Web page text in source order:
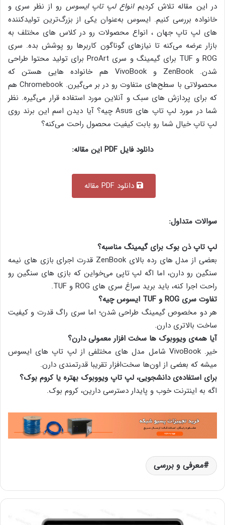
در این مقاله تلاش کردیمانواع لپ تاپ ایسوس رو از نظر سری و
خانواده بررسی کنیم. ایسوس به‌عنوان یکی از بزرگ‌ترین تولیدکننده
های لپ تاپ جهان ، انواع محصولات رو در کلاس های مختلف به
بازار عرضه می‌کنه تا نیازهای گوناگون کاربرها رو پوشش بده. سری
ROG و TUF برای گیمینگ و سری ProArt برای تولید محتوا طراحی
شدن. ZenBook و VivoBook هم خانواده هایی هستن که
محصولاتی با سطح‌های متفاوت رو در بر می‌گیرن. Chromebook هم
که برای پردازش های سبک و آنلاین مورد استفاده قرار می‌گیره. نظر
شما در مورد لپ تاپ های Asus چیه؟ آیا دیدن اسم این برند روی
لپ تاپ خیال شما رو بابت کیفیت محصول راحت می‌کنه؟
دانلود فایل PDF این مقاله:
دانلود PDF مقاله
سوالات متداول:
لپ تاپ ذن بوک برای گیمینگ مناسبه؟
بعضی از مدل های رده بالای ZenBook قدرت اجرای بازی های نیمه
سنگین رو دارن، اما اگه لپ تاپی می‌خواین که بازی های سنگین رو
راحت اجرا کنه، باید برید سراغ سری های ROG و TUF.
تفاوت سری ROG و TUF ایسوس چیه؟
هر دو مخصوص گیمینگ طراحی شدن؛ اما سری راگ قدرت و کیفیت
ساخت بالاتری دارن.
آیا همه‌ی ویووبوک ها سخت افزار معمولی دارن؟
خیر. VivoBook شامل مدل های مختلفی از لپ تاپ های ایسوس
میشه که بعضی از اون‌ها سخت‌افزار تقریبا قدرتمندی دارن.
برای استفاده‌ی دانشجویی، لپ تاپ ویووبوک بهتره یا کروم بوک؟
اگه به اینترنت خوب و پایدار دسترسی دارین، کروم بوک.
معرفی و بررسی